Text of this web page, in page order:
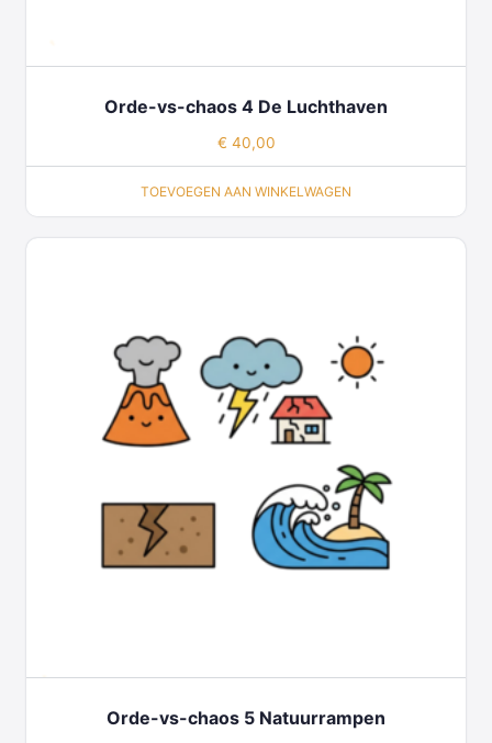
Orde-vs-chaos 4 De Luchthaven
€ 40,00
TOEVOEGEN AAN WINKELWAGEN
Orde-vs-chaos 5 Natuurrampen